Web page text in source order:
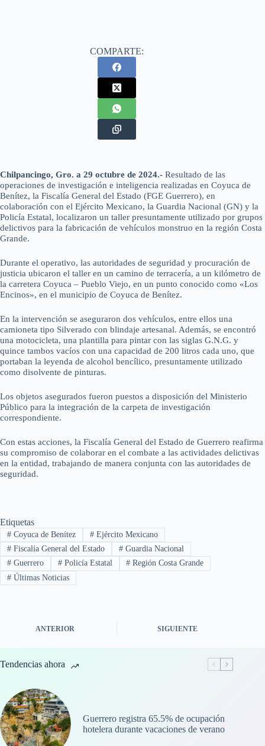
COMPARTE:
Chilpancingo, Gro. a 29 octubre de 2024.- Resultado de las
operaciones de investigación e inteligencia realizadas en Coyuca de
Benítez, la Fiscalía General del Estado (FGE Guerrero), en
colaboración con el Ejército Mexicano, la Guardia Nacional (GN) y la
Policía Estatal, localizaron un taller presuntamente utilizado por grupos
delictivos para la fabricación de vehículos monstruo en la región Costa
Grande.
Durante el operativo, las autoridades de seguridad y procuración de
justicia ubicaron el taller en un camino de terracería, a un kilómetro de
la carretera Coyuca – Pueblo Viejo, en un punto conocido como «Los
Encinos», en el municipio de Coyuca de Benítez.
En la intervención se aseguraron dos vehículos, entre ellos una
camioneta tipo Silverado con blindaje artesanal. Además, se encontró
una motocicleta, una plantilla para pintar con las siglas G.N.G. y
quince tambos vacíos con una capacidad de 200 litros cada uno, que
portaban la leyenda de alcohol bencílico, presuntamente utilizado
como disolvente de pinturas.
Los objetos asegurados fueron puestos a disposición del Ministerio
Público para la integración de la carpeta de investigación
correspondiente.
Con estas acciones, la Fiscalía General del Estado de Guerrero reafirma
su compromiso de colaborar en el combate a las actividades delictivas
en la entidad, trabajando de manera conjunta con las autoridades de
seguridad.
Etiquetas
#Coyuca de Benítez #Ejército Mexicano
#Fiscalía General del Estado #Guardia Nacional
#Guerrero #Policía Estatal # Región Costa Grande
#Últimas Noticias
ANTERIOR SIGUIENTE
Tendencias ahora
Guerrero registra 65.5% de ocupación
hotelera durante vacaciones de verano